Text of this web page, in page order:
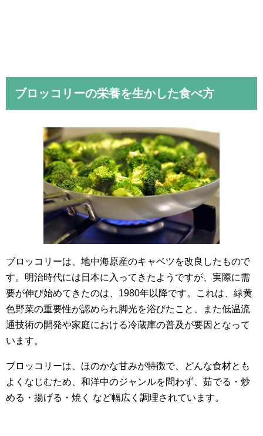
ブロッコリーの栄養を生かした食べ方
ブロッコリーは、地中海原産のキャベツを改良したもので
す。明治時代には日本に入ってきたようですが、実際に需
要が伸び始めてきたのは、1980年以降です。これは、緑黄
色野菜の重要性が認められ脚光を浴びたこと、また低温流
通技術の開発や家庭における冷蔵庫の普及が要因となって
います。
ブロッコリーは、ほのかな甘みが特徴で、どんな食材とも
よくなじむため、和洋中のジャンルを問わず、茹でる・炒
める・揚げる・焼く など幅広く調理されています。